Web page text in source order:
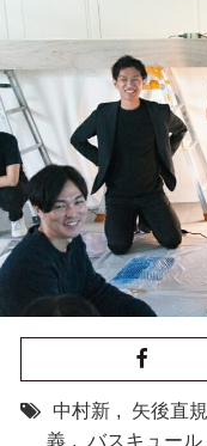
中村新 , 矢後直規
義 , バスキュール